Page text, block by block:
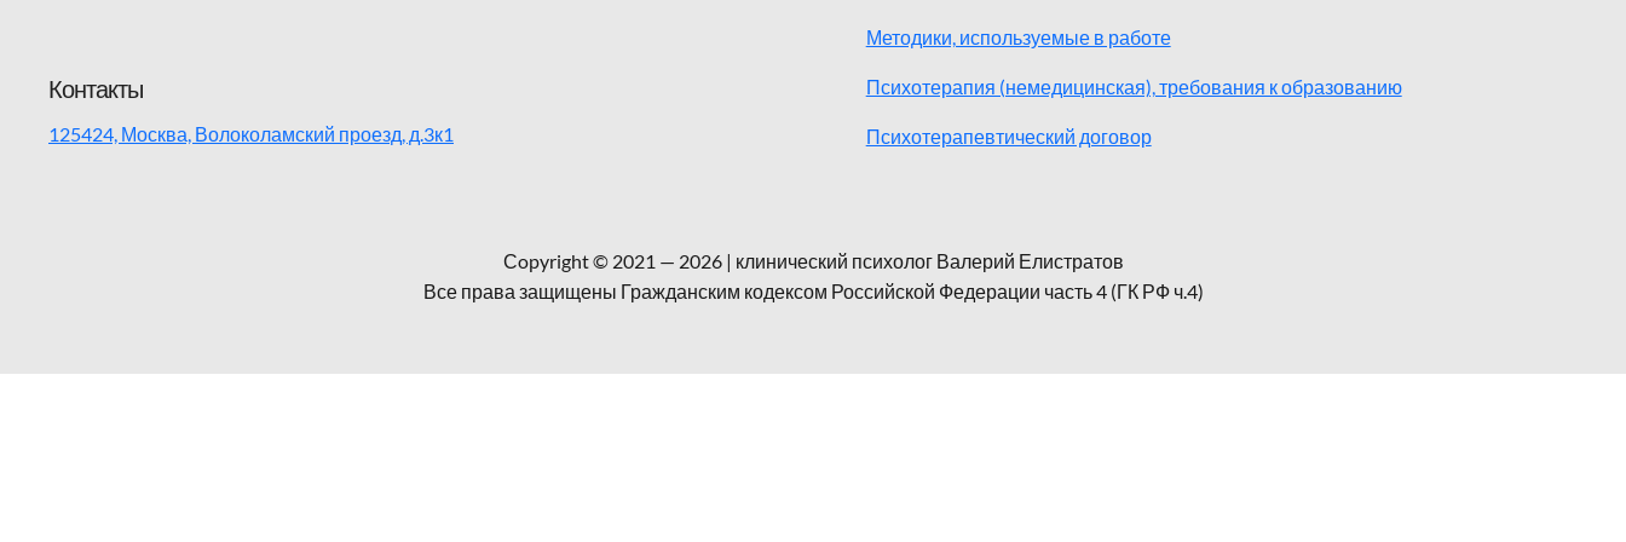
Контакты
125424, Москва, Волоколамский проезд, д.3к1
Методики, используемые в работе
Психотерапия (немедицинская), требования к образованию
Психотерапевтический договор
Сopyright © 2021 — 2026 | клинический психолог Валерий Елистратов
Все права защищены Гражданским кодексом Российской Федерации часть 4 (ГК РФ ч.4)